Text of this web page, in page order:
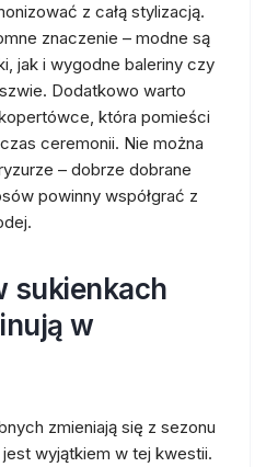
z całą stylizacją.
znaczenie – modne są
jak i wygodne baleriny czy
Dodatkowo warto
która pomieści
ceremonii. Nie można
– dobrze dobrane
powinny współgrać z
sukienkach
w
zmieniają się z sezonu
wyjątkiem w tej kwestii.